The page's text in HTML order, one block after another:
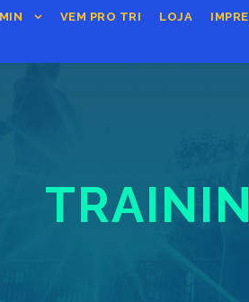
VEM PRO TRI LOJA